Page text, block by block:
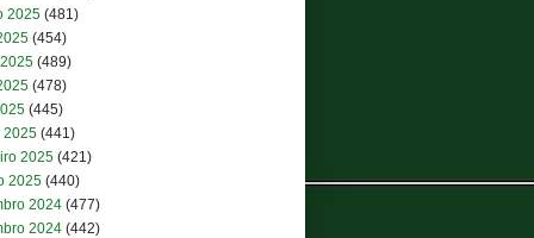
2025 (481)
(454)
(489)
(478)
(445)
2025 (441)
2025 (421)
2025 (440)
2024 (477)
2024 (442)